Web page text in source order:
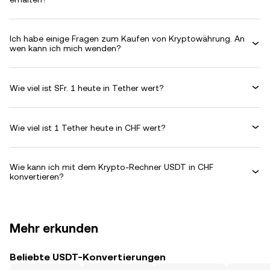
Ich habe einige Fragen zum Kaufen von Kryptowährung. An
wen kann ich mich wenden?
Wie viel ist SFr. 1 heute in Tether wert?
Wie viel ist 1 Tether heute in CHF wert?
Wie kann ich mit dem Krypto-Rechner USDT in CHF
konvertieren?
Mehr erkunden
Beliebte USDT-Konvertierungen